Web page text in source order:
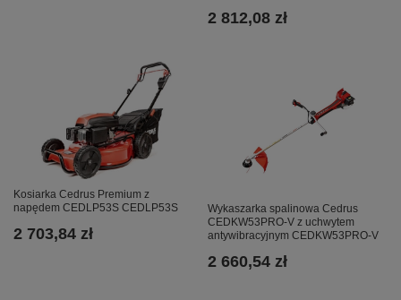
2 812,08 zł
Kosiarka Cedrus Premium z
napędem CEDLP53S CEDLP53S
2 703,84 zł
Wykaszarka spalinowa Cedrus
CEDKW53PRO-V z uchwytem
antywibracyjnym CEDKW53PRO-V
2 660,54 zł